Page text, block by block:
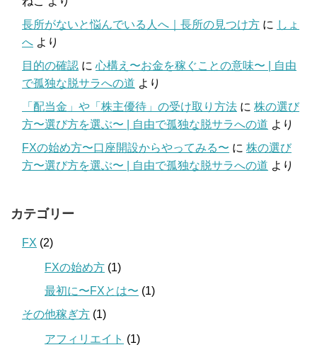
長所がないと悩んでいる人へ｜長所の見つけ方 に しょ
へ より
目的の確認 に 心構え〜お金を稼ぐことの意味〜 | 自由
で孤独な脱サラへの道 より
「配当金」や「株主優待」の受け取り方法 に 株の選び
方〜選び方を選ぶ〜 | 自由で孤独な脱サラへの道 より
FXの始め方〜口座開設からやってみる〜 に 株の選び
方〜選び方を選ぶ〜 | 自由で孤独な脱サラへの道 より
カテゴリー
FX (2)
FXの始め方 (1)
最初に〜FXとは〜 (1)
その他稼ぎ方 (1)
アフィリエイト (1)